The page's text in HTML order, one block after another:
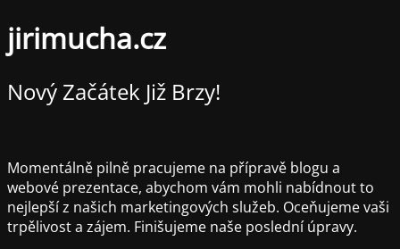
jirimucha.cz
Nový Začátek Již Brzy!
Momentálně pilně pracujeme na přípravě blogu a
webové prezentace, abychom vám mohli nabídnout to
nejlepší z našich marketingových služeb. Oceňujeme vaši
trpělivost a zájem. Finišujeme naše poslední úpravy.